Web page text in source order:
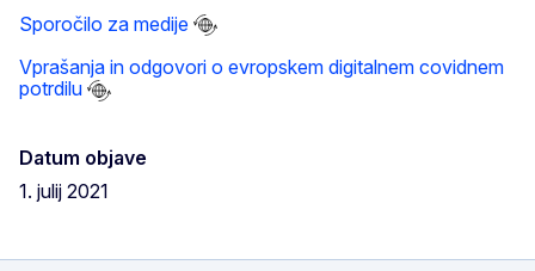
Sporočilo za medije
Vprašanja in odgovori o evropskem digitalnem covidnem
potrdilu
Datum objave
1. julij 2021